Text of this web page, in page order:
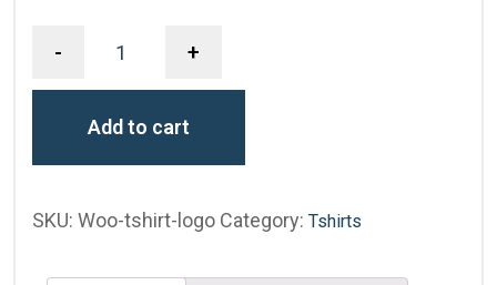
- +
Add to cart
SKU: Woo-tshirt-logo Category: Tshirts